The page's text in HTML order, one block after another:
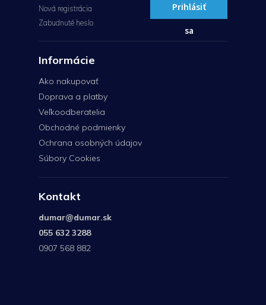
Prihlásiť
sa
Nová registrácia
Zabudnuté heslo
Informácie
Ako nakupovať
Doprava a platby
Veľkoodberatelia
Obchodné podmienky
Ochrana osobných údajov
Súbory Cookies
Kontakt
dumar@dumar.sk
055 632 3288
0907 568 882